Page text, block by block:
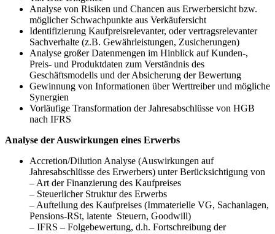
Analyse von Risiken und Chancen aus Erwerbersicht bzw.
möglicher Schwachpunkte aus Verkäufersicht
Identifizierung Kaufpreisrelevanter, oder vertragsrelevanter
Sachverhalte (z.B. Gewährleistungen, Zusicherungen)
Analyse großer Datenmengen im Hinblick auf Kunden-,
Preis- und Produktdaten zum Verständnis des
Geschäftsmodells und der Absicherung der Bewertung
Gewinnung von Informationen über Werttreiber und mögliche
Synergien
Vorläufige Transformation der Jahresabschlüsse von HGB
nach IFRS
Analyse der Auswirkungen eines Erwerbs
Accretion/Dilution Analyse (Auswirkungen auf
Jahresabschlüsse des Erwerbers) unter Berücksichtigung von
– Art der Finanzierung des Kaufpreises
– Steuerlicher Struktur des Erwerbs
– Aufteilung des Kaufpreises (Immaterielle VG, Sachanlagen,
Pensions-RSt, latente Steuern, Goodwill)
– IFRS – Folgebewertung, d.h. Fortschreibung der